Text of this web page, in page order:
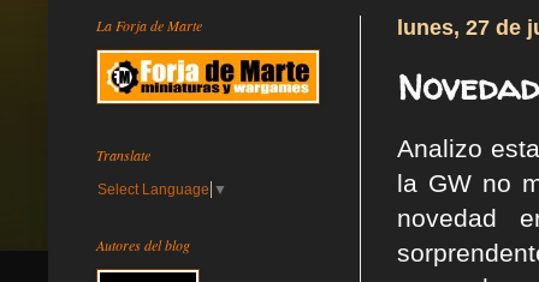
lunes, 27 de
Analizo
la GW no
novedad
La Forja de Marte
Translate
Select Language ▼
Autores del blog